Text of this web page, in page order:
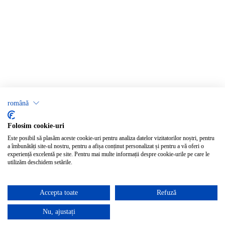
română
Folosim cookie-uri
Este posibil să plasăm aceste cookie-uri pentru analiza datelor vizitatorilor noștri, pentru
a îmbunătăți site-ul nostru, pentru a afișa conținut personalizat și pentru a vă oferi o
experiență excelentă pe site. Pentru mai multe informații despre cookie-urile pe care le
utilizăm deschidem setările.
Accepta toate Refuză
Nu, ajustați